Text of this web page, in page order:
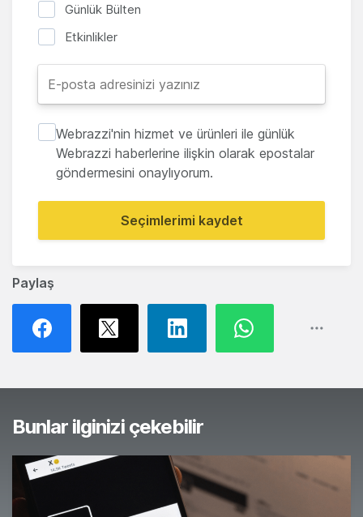
Paylaş
Günlük Bülten
Etkinlikler
Webrazzi'nin hizmet ve ürünleri ile günlük
Webrazzi haberlerine ilişkin olarak epostalar
göndermesini onaylıyorum.
Seçimlerimi kaydet
Bunlar ilginizi çekebilir